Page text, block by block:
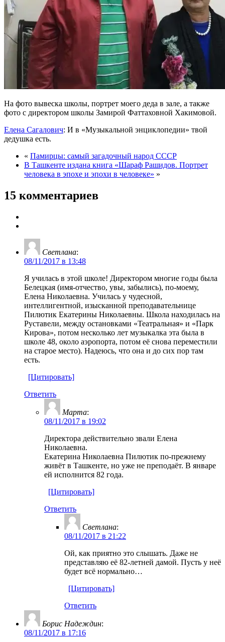
На фото вывеска школы, портрет моего деда в зале, а также
фото с директором школы Замирой Фаттаховной Хакимовой.
Елена Сагалович: И в «Музыкальной энциклопедии» твой
дедушка есть.
« Памирцы: самый загадочный народ СССР
В Ташкенте издана книга «Шараф Рашидов. Портрет
человека в эпохе и эпохи в человеке» »
15 комментариев
Светлана:
08/11/2017 в 13:48
Я училась в этой школе! Директором многие годы была
Белецкая (имя-отчество, увы, забылись), по-моему,
Елена Николаевна. Училась у чудесной,
интеллигентной, изысканной преподавательнице
Пилютик Екатерины Николаевны. Школа находилась на
Руставели, между остановками «Театральная» и «Парк
Кирова», потом несколько лет музыкалка эта была в
школе 48, около аэропорта, потом её снова переместили
на старое место). Надеюсь, что она и до сих пор там
есть.
[Цитировать]
Ответить
Марта:
08/11/2017 в 19:02
Директора действительно звали Елена
Николаевна.
Екатерина Николаевна Пилютик по-прежнему
живёт в Ташкенте, но уже не преподаёт. В январе
ей исполнится 82 года.
[Цитировать]
Ответить
Светлана:
08/11/2017 в 21:22
Ой, как приятно это слышать. Даже не
представляю её 82-летней дамой. Пусть у неё
будет всё нормально…
[Цитировать]
Ответить
Борис Надеждин:
08/11/2017 в 17:16